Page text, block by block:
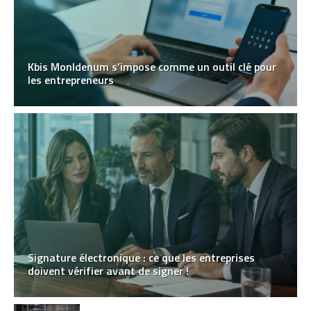
Kbis MonIdenum s’impose comme un outil clé pour
les entrepreneurs
Signature électronique : ce que les entreprises
doivent vérifier avant de signer !